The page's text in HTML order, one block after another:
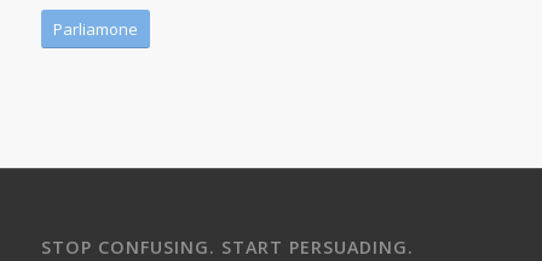
Parliamone
STOP CONFUSING. START PERSUADING.